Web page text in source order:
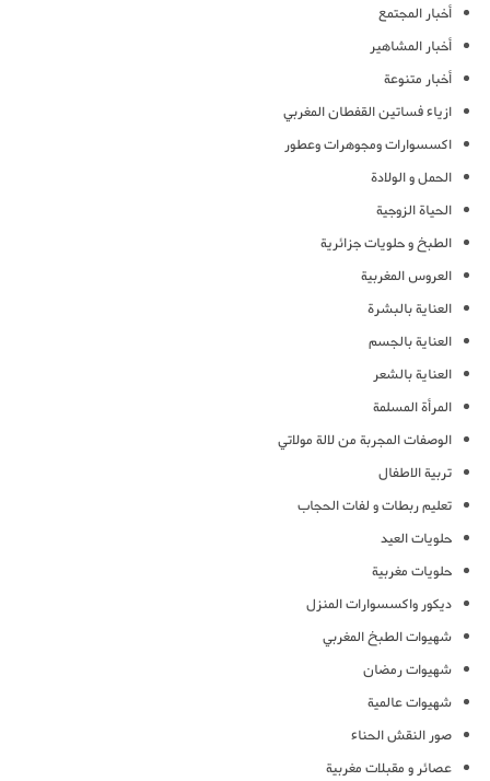
أخبار المجتمع
أخبار المشاهير
أخبار متنوعة
ازياء فساتين القفطان المغربي
اكسسوارات ومجوهرات وعطور
الحمل و الولادة
الحياة الزوجية
الطبخ و حلويات جزائرية
العروس المغربية
العناية بالبشرة
العناية بالجسم
العناية بالشعر
المرأة المسلمة
الوصفات المجربة من لالة مولاتي
تربية الاطفال
تعليم ربطات و لفات الحجاب
حلويات العيد
حلويات مغربية
ديكور واكسسوارات المنزل
شهيوات الطبخ المغربي
شهيوات رمضان
شهيوات عالمية
صور النقش الحناء
عصائر و مقبلات مغربية